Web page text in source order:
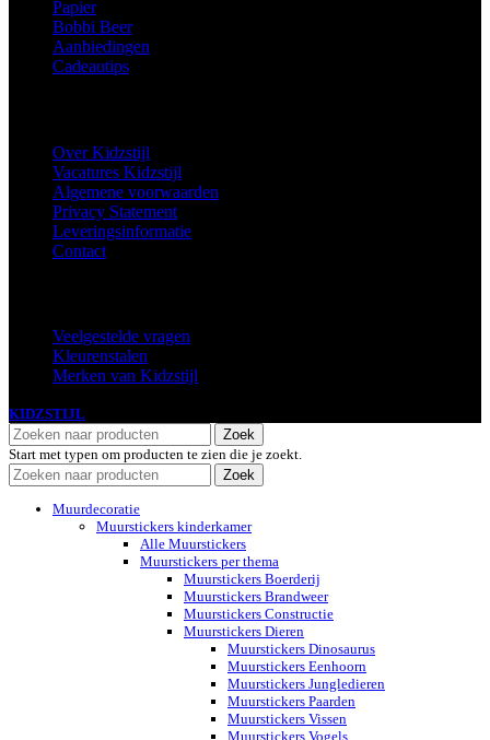
Papier
Bobbi Beer
Aanbiedingen
Cadeautips
Over Kidzstijl
Vacatures Kidzstijl
Algemene voorwaarden
Privacy Statement
Leveringsinformatie
Contact
Veelgestelde vragen
Kleurenstalen
Merken van Kidzstijl
KIDZSTIJL
Zoek
Start met typen om producten te zien die je zoekt.
Zoek
Muurdecoratie
Muurstickers kinderkamer
Alle Muurstickers
Muurstickers per thema
Muurstickers Boerderij
Muurstickers Brandweer
Muurstickers Constructie
Muurstickers Dieren
Muurstickers Dinosaurus
Muurstickers Eenhoorn
Muurstickers Jungledieren
Muurstickers Paarden
Muurstickers Vissen
Muurstickers Vogels